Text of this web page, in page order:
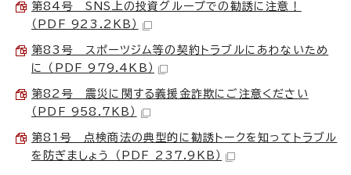
第84号 SNS上の投資グループでの勧誘に注意！
（PDF 923.2KB）
第83号 スポーツジム等の契約トラブルにあわないため
に （PDF 979.4KB）
第82号 震災に関する義援金詐欺にご注意ください
（PDF 958.7KB）
第81号 点検商法の典型的に勧誘トークを知ってトラブル
を防ぎましょう （PDF 237.9KB）